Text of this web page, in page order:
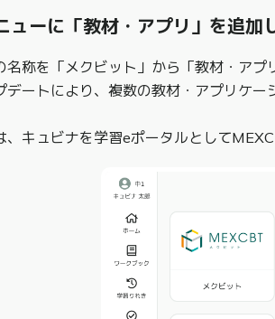
ューに「教材・アプリ」を追加
名称を「メクビット」から「教材・アプ
デートにより、複数の教材・アプリケー
、キュビナを学習eポータルとして